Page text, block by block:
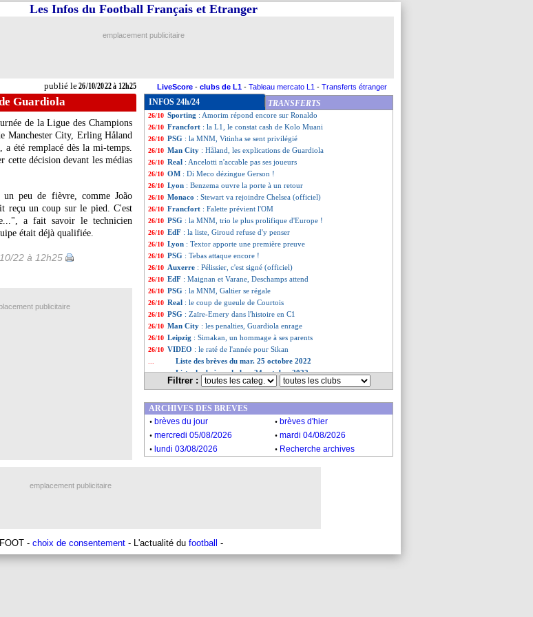
publié le26/10/2022 à 12h25
Les Infos du Football Français et Etranger
emplacement publicitaire
LiveScore - clubs de L1 - Tableau mercato L1 - Transferts étranger
Guardiola
de la Ligue des Champions
Manchester City, Erling Håland
a été remplacé dès la mi-temps.
cette décision devant les médias
peu de fièvre, comme João
reçu un coup sur le pied. C'est
a fait savoir le technicien
était déjà qualifiée.
22 à 12h25
INFOS 24h/24 TRANSFERTS
26/10 LdC (U19): l'OM battu et éliminé
26/10 Palmeiras
26/10 PSG: Kimpembe, la pique de Nasri
26/10 Man Utd: Varane absent jusqu'au Mondial
26/10 Sporting : Amorim répond encore sur Ronaldo
26/10 Francfort : la L1, le constat cash de Kolo Muani
26/10 PSG : la MNM, Vitinha se sent privilégié
26/10 Man City : Håland, les explications de Guardiola
26/10 Real : Ancelotti n'accable pas ses joueurs
26/10 OM : Di Meco dézingue Gerson !
26/10 Lyon : Benzema ouvre la porte à un retour
26/10 Monaco : Stewart va rejoindre Chelsea (officiel)
26/10 Francfort : Falette prévient l'OM
26/10 PSG : la MNM, trio le plus prolifique d'Europe !
26/10 EdF : la liste, Giroud refuse d'y penser
26/10 Lyon : Textor apporte une première preuve
26/10 PSG : Tebas attaque encore !
26/10 Auxerre : Pélissier, c'est signé (officiel)
26/10 EdF : Maignan et Varane, Deschamps attend
26/10 PSG : la MNM, Galtier se régale
26/10 Real : le coup de gueule de Courtois
26/10 PSG : Zaïre-Emery dans l'histoire en C1
26/10 Man City : les penalties, Guardiola enrage
26/10 Leipzig : Simakan, un hommage à ses parents
26/10 VIDEO : le raté de l'année pour Sikan
Liste des brèves du mar. 25 octobre 2022
... Liste des brèves du lun. 24 octobre 2022
Filtrer :
publicitaire
ARCHIVES DES BREVES
. brèves du jour . brèves d'hier
. mercredi 05/08/2026 . mardi 04/08/2026
. lundi 03/08/2026 . Recherche archives
emplacement publicitaire
- choix de consentement - L'actualité du football -